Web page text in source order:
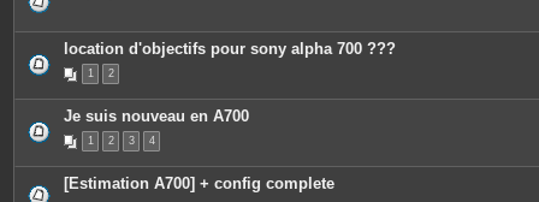
location d'objectifs pour sony alpha 700 ???
1 2
Je suis nouveau en A700
1 2 3 4
[Estimation A700] + config complete